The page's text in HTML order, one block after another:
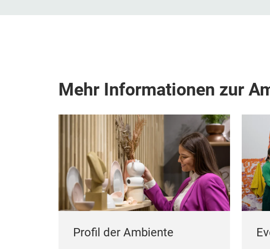
Mehr Informationen zur
Profil der Ambiente